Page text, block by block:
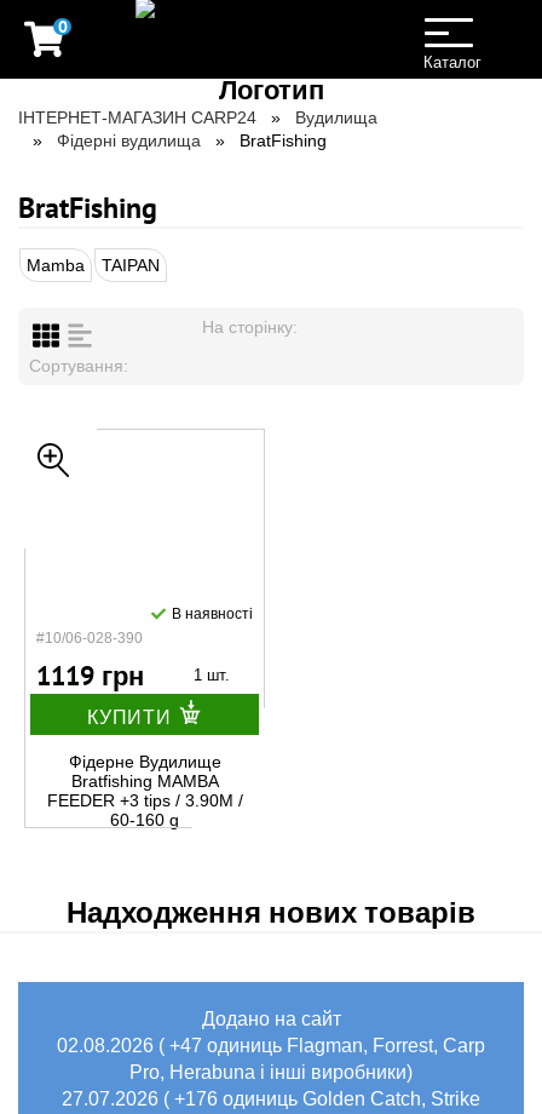
0
Toggle
navigation
Каталог
ІНТЕРНЕТ-МАГАЗИН CARP24
Вудилища
Фідерні вудилища
BratFishing
BratFishing
Mamba TAIPAN
На сторінку:
Сортування:
#10/06-028-390
В наявності
1119 грн 1 шт.
КУПИТИ
Фідерне Вудилище
Bratfishing MAMBA
FEEDER +3 tips / 3.90M /
60-160 g
Надходження нових товарів
Додано на сайт
02.08.2026 ( +47 одиниць Flagman, Forrest, Carp
Pro, Herabuna і інші виробники)
27.07.2026 ( +176 одиниць Golden Catch, Strike